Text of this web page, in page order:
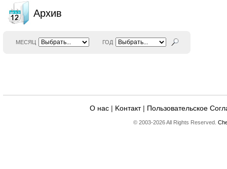
Архив
МЕСЯЦ ГОД
О нас | Kонтакт| Пользовательское
© 2003-2026 All Rights Reserved.